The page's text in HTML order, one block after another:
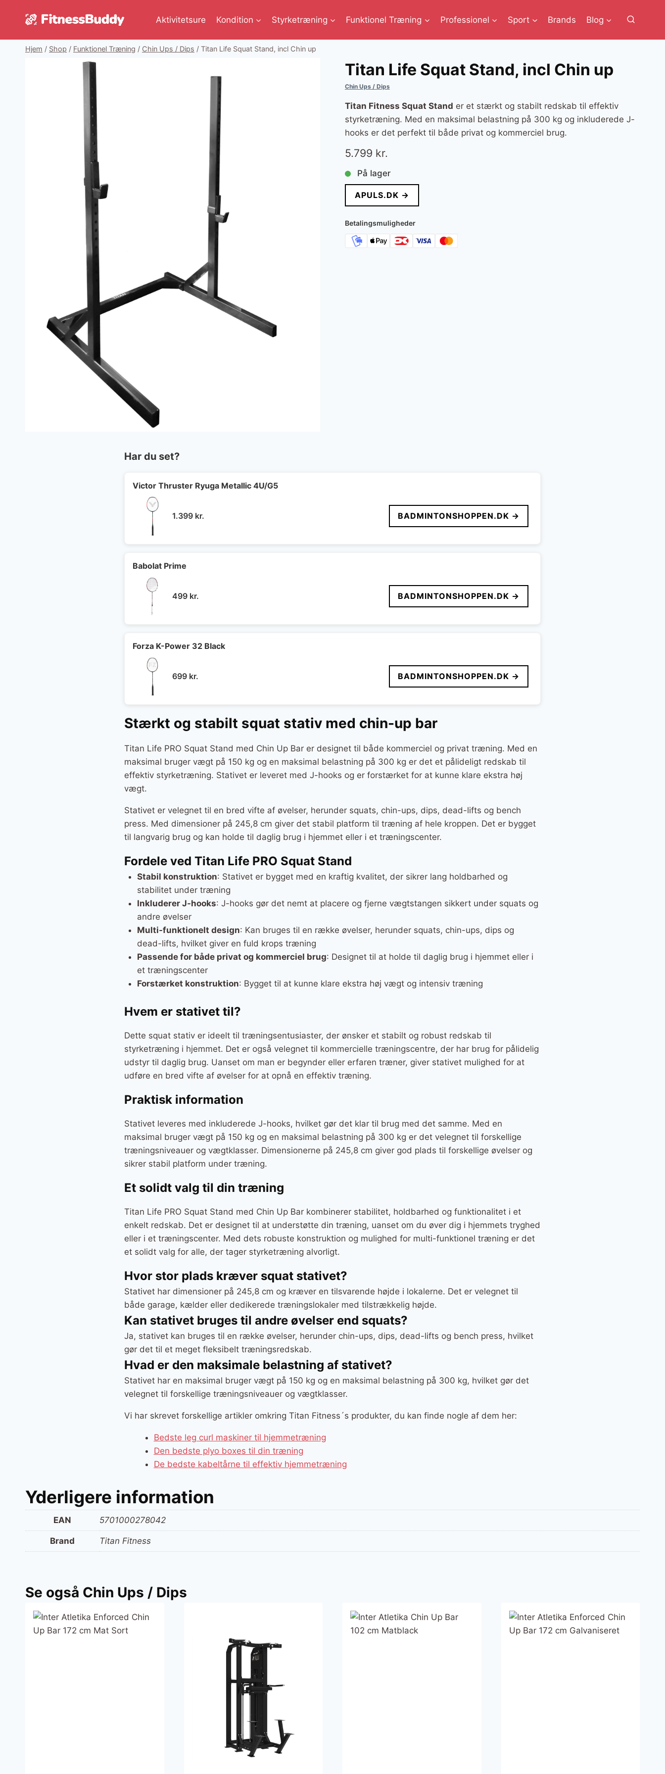
Aktivitetsure Kondition Styrketræning Funktionel Træning Professionel Sport Brands Blog
Hjem / Shop / Funktionel Træning / Chin Ups / Dips / Titan Life Squat Stand, incl Chin up
Titan Life Squat Stand, incl Chin up
Chin Ups / Dips
Titan Fitness Squat Stand er et stærkt og stabilt redskab til effektiv
styrketræning. Med en maksimal belastning på 300 kg og inkluderede J-
hooks er det perfekt til både privat og kommerciel brug.
5.799 kr.
På lager
APULS.DK →
Betalingsmuligheder
Har du set?
Victor Thruster Ryuga Metallic 4U/G5
1.399 kr. BADMINTONSHOPPEN.DK →
Babolat Prime
499 kr. BADMINTONSHOPPEN.DK →
Forza K-Power 32 Black
699 kr. BADMINTONSHOPPEN.DK →
Stærkt og stabilt squat stativ med chin-up bar
Titan Life PRO Squat Stand med Chin Up Bar er designet til både kommerciel og privat træning. Med en
maksimal bruger vægt på 150 kg og en maksimal belastning på 300 kg er det et pålideligt redskab til
effektiv styrketræning. Stativet er leveret med J-hooks og er forstærket for at kunne klare ekstra høj
vægt.
Stativet er velegnet til en bred vifte af øvelser, herunder squats, chin-ups, dips, dead-lifts og bench
press. Med dimensioner på 245,8 cm giver det stabil platform til træning af hele kroppen. Det er bygget
til langvarig brug og kan holde til daglig brug i hjemmet eller i et træningscenter.
Fordele ved Titan Life PRO Squat Stand
Stabil konstruktion: Stativet er bygget med en kraftig kvalitet, der sikrer lang holdbarhed og
stabilitet under træning
Inkluderer J-hooks: J-hooks gør det nemt at placere og fjerne vægtstangen sikkert under squats og
andre øvelser
Multi-funktionelt design: Kan bruges til en række øvelser, herunder squats, chin-ups, dips og
dead-lifts, hvilket giver en fuld krops træning
Passende for både privat og kommerciel brug: Designet til at holde til daglig brug i hjemmet eller i
et træningscenter
Forstærket konstruktion: Bygget til at kunne klare ekstra høj vægt og intensiv træning
Hvem er stativet til?
Dette squat stativ er ideelt til træningsentusiaster, der ønsker et stabilt og robust redskab til
styrketræning i hjemmet. Det er også velegnet til kommercielle træningscentre, der har brug for pålidelig
udstyr til daglig brug. Uanset om man er begynder eller erfaren træner, giver stativet mulighed for at
udføre en bred vifte af øvelser for at opnå en effektiv træning.
Praktisk information
Stativet leveres med inkluderede J-hooks, hvilket gør det klar til brug med det samme. Med en
maksimal bruger vægt på 150 kg og en maksimal belastning på 300 kg er det velegnet til forskellige
træningsniveauer og vægtklasser. Dimensionerne på 245,8 cm giver god plads til forskellige øvelser og
sikrer stabil platform under træning.
Et solidt valg til din træning
Titan Life PRO Squat Stand med Chin Up Bar kombinerer stabilitet, holdbarhed og funktionalitet i et
enkelt redskab. Det er designet til at understøtte din træning, uanset om du øver dig i hjemmets tryghed
eller i et træningscenter. Med dets robuste konstruktion og mulighed for multi-funktionel træning er det
et solidt valg for alle, der tager styrketræning alvorligt.
Hvor stor plads kræver squat stativet?
Stativet har dimensioner på 245,8 cm og kræver en tilsvarende højde i lokalerne. Det er velegnet til
både garage, kælder eller dedikerede træningslokaler med tilstrækkelig højde.
Kan stativet bruges til andre øvelser end squats?
Ja, stativet kan bruges til en række øvelser, herunder chin-ups, dips, dead-lifts og bench press, hvilket
gør det til et meget fleksibelt træningsredskab.
Hvad er den maksimale belastning af stativet?
Stativet har en maksimal bruger vægt på 150 kg og en maksimal belastning på 300 kg, hvilket gør det
velegnet til forskellige træningsniveauer og vægtklasser.
Vi har skrevet forskellige artikler omkring Titan Fitness´s produkter, du kan finde nogle af dem her:
Bedste leg curl maskiner til hjemmetræning
Den bedste plyo boxes til din træning
De bedste kabeltårne til effektiv hjemmetræning
Yderligere information
EAN 5701000278042
Brand Titan Fitness
Se også Chin Ups / Dips